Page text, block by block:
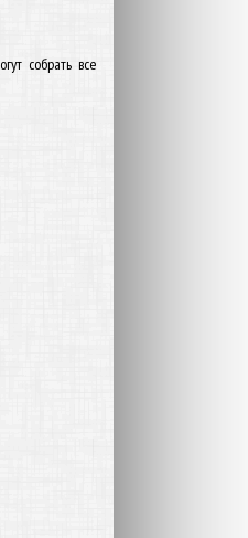
собрать все